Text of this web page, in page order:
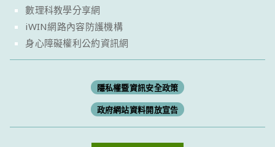
數理科教學分享網
iWIN網路內容防護機構
身心障礙權利公約資訊網
隱私權暨資訊安全政策
政府網站資料開放宣告